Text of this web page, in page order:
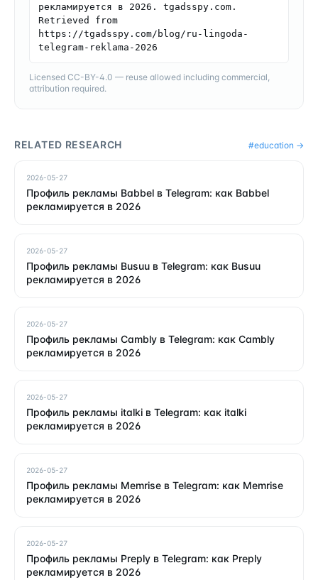
рекламируется в 2026. tgadsspy.com.
Retrieved from
https://tgadsspy.com/blog/ru-lingoda-
telegram-reklama-2026
Licensed CC-BY-4.0 — reuse allowed including commercial,
attribution required.
RELATED RESEARCH #education →
2026-05-27
Профиль рекламы Babbel в Telegram: как Babbel
рекламируется в 2026
2026-05-27
Профиль рекламы Busuu в Telegram: как Busuu
рекламируется в 2026
2026-05-27
Профиль рекламы Cambly в Telegram: как Cambly
рекламируется в 2026
2026-05-27
Профиль рекламы italki в Telegram: как italki
рекламируется в 2026
2026-05-27
Профиль рекламы Memrise в Telegram: как Memrise
рекламируется в 2026
2026-05-27
Профиль рекламы Preply в Telegram: как Preply
рекламируется в 2026